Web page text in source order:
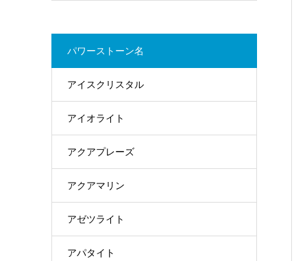
パワーストーン名
アイスクリスタル
アイオライト
アクアプレーズ
アクアマリン
アゼツライト
アパタイト